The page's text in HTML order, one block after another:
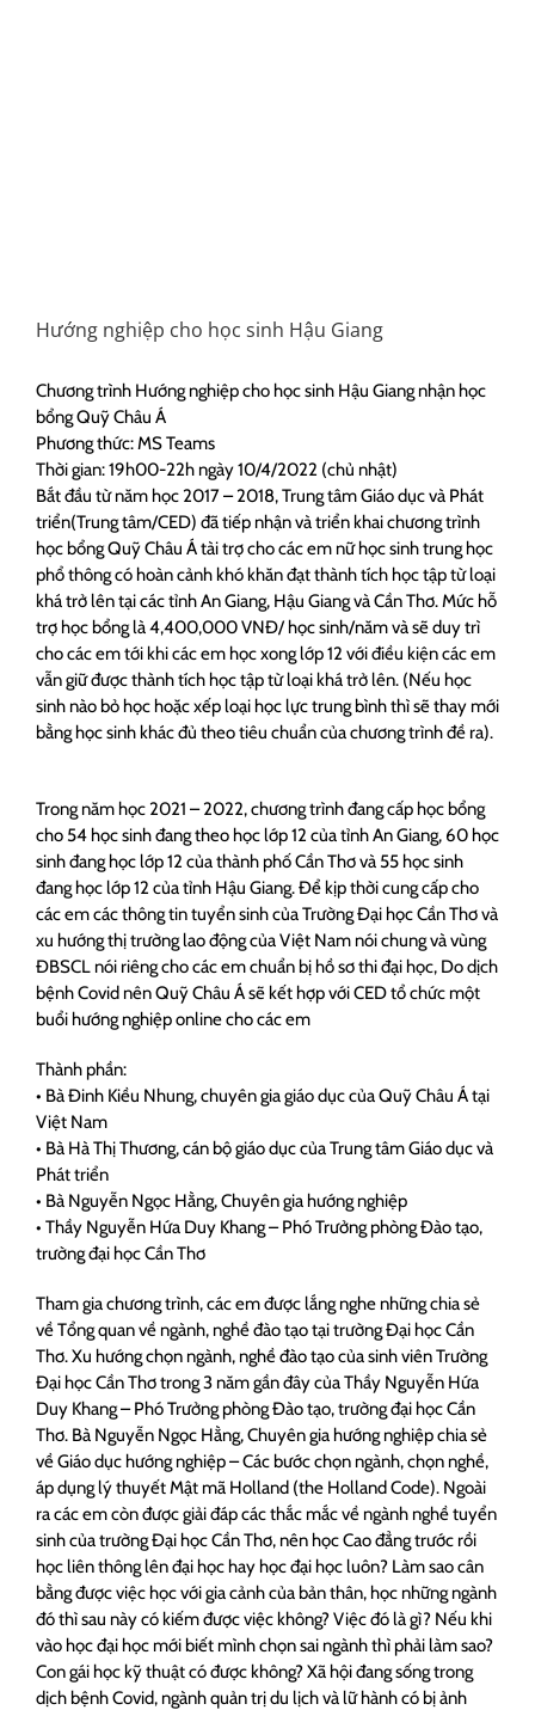
Hướng nghiệp cho học sinh Hậu Giang
Chương trình Hướng nghiệp cho học sinh Hậu Giang nhận học
bổng Quỹ Châu Á
Phương thức: MS Teams
Thời gian: 19h00-22h ngày 10/4/2022 (chủ nhật)
Bắt đầu từ năm học 2017 – 2018, Trung tâm Giáo dục và Phát
triển(Trung tâm/CED) đã tiếp nhận và triển khai chương trình
học bổng Quỹ Châu Á tài trợ cho các em nữ học sinh trung học
phổ thông có hoàn cảnh khó khăn đạt thành tích học tập từ loại
khá trở lên tại các tỉnh An Giang, Hậu Giang và Cần Thơ. Mức hỗ
trợ học bổng là 4,400,000 VNĐ/ học sinh/năm và sẽ duy trì
cho các em tới khi các em học xong lớp 12 với điều kiện các em
vẫn giữ được thành tích học tập từ loại khá trở lên. (Nếu học
sinh nào bỏ học hoặc xếp loại học lực trung bình thì sẽ thay mới
bằng học sinh khác đủ theo tiêu chuẩn của chương trình đề ra).
Trong năm học 2021 – 2022, chương trình đang cấp học bổng
cho 54 học sinh đang theo học lớp 12 của tỉnh An Giang, 60 học
sinh đang học lớp 12 của thành phố Cần Thơ và 55 học sinh
đang học lớp 12 của tỉnh Hậu Giang. Để kịp thời cung cấp cho
các em các thông tin tuyển sinh của Trường Đại học Cần Thơ và
xu hướng thị trường lao động của Việt Nam nói chung và vùng
ĐBSCL nói riêng cho các em chuẩn bị hồ sơ thi đại học, Do dịch
bệnh Covid nên Quỹ Châu Á sẽ kết hợp với CED tổ chức một
buổi hướng nghiệp online cho các em
Thành phần:
• Bà Đinh Kiều Nhung, chuyên gia giáo dục của Quỹ Châu Á tại
Việt Nam
• Bà Hà Thị Thương, cán bộ giáo dục của Trung tâm Giáo dục và
Phát triển
• Bà Nguyễn Ngọc Hằng, Chuyên gia hướng nghiệp
• Thầy Nguyễn Hứa Duy Khang – Phó Trưởng phòng Đào tạo,
trường đại học Cần Thơ
Tham gia chương trình, các em được lắng nghe những chia sẻ
về Tổng quan về ngành, nghề đào tạo tại trường Đại học Cần
Thơ. Xu hướng chọn ngành, nghề đào tạo của sinh viên Trường
Đại học Cần Thơ trong 3 năm gần đây của Thầy Nguyễn Hứa
Duy Khang – Phó Trưởng phòng Đào tạo, trường đại học Cần
Thơ. Bà Nguyễn Ngọc Hằng, Chuyên gia hướng nghiệp chia sẻ
về Giáo dục hướng nghiệp – Các bước chọn ngành, chọn nghề,
áp dụng lý thuyết Mật mã Holland (the Holland Code). Ngoài
ra các em còn được giải đáp các thắc mắc về ngành nghề tuyển
sinh của trường Đại học Cần Thơ, nên học Cao đẳng trước rồi
học liên thông lên đại học hay học đại học luôn? Làm sao cân
bằng được việc học với gia cảnh của bản thân, học những ngành
đó thì sau này có kiếm được việc không? Việc đó là gì? Nếu khi
vào học đại học mới biết mình chọn sai ngành thì phải làm sao?
Con gái học kỹ thuật có được không? Xã hội đang sống trong
dịch bệnh Covid, ngành quản trị du lịch và lữ hành có bị ảnh